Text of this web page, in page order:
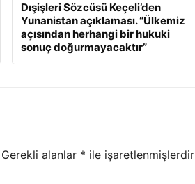
Dışişleri Sözcüsü Keçeli’den
Yunanistan açıklaması. “Ülkemiz
açısından herhangi bir hukuki
sonuç doğurmayacaktır”
Gerekli alanlar * ile işaretlenmişlerdir